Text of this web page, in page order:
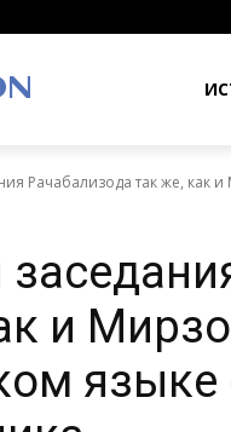
Рачабализода так же, как
и